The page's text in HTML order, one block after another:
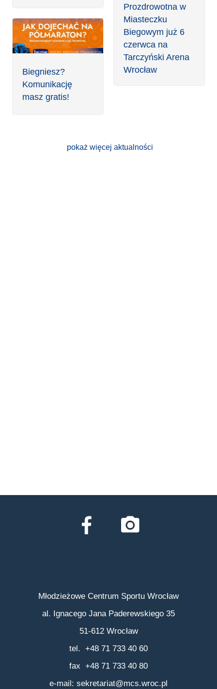
Prozdrowotna w
Miasteczku
Biegowym już 6
czerwca na
Tarczyński Arena
Wrocław
Biegniesz?
Komunikację
masz gratis!
pokaż więcej aktualności
Młodzieżowe Centrum Sportu Wrocław
al. Ignacego Jana Paderewskiego 35
51-612 Wrocław
tel. +48 71 733 40 60
fax +48 71 733 40 80
e-mail: sekretariat@mcs.wroc.pl